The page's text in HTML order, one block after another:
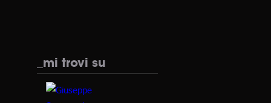
_mi trovi su